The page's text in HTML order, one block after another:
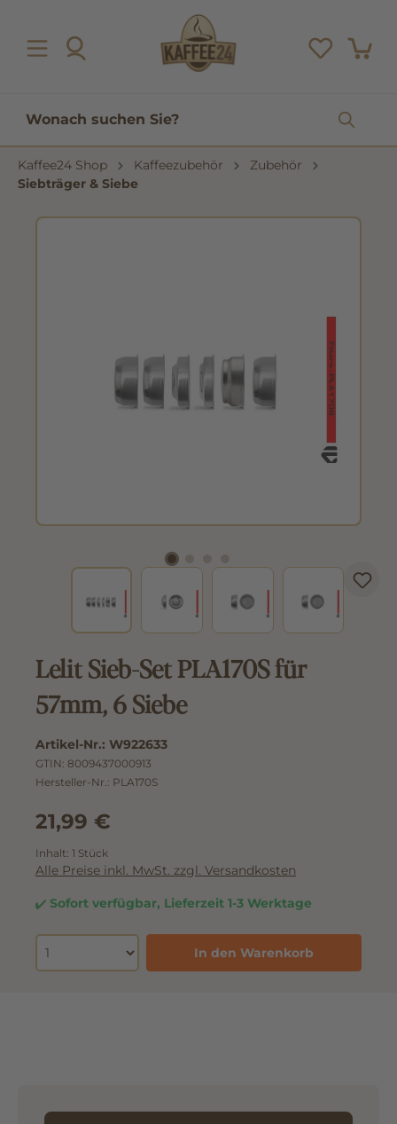
Kaffee24 Shop Kaffeezubehör
Zubehör
Siebträger & Siebe
Lelit Sieb-Set PLA170S für
57mm, 6 Siebe
Artikel-Nr.: W922633
GTIN: 8009437000913
Hersteller-Nr.: PLA170S
21,99 €
Inhalt: 1 Stück
Alle Preise inkl. MwSt. zzgl. Versandkosten
Sofort verfügbar, Lieferzeit 1-3 Werktage
In den Warenkorb